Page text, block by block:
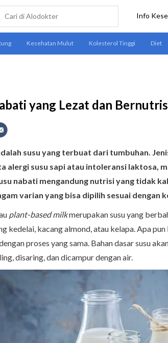
yang Lezat dan
susu yang terbuat dari tumbuhan.
alergi susu sapi atau intoleransi laktosa,
nabati mengandung nutrisi yang tidak
varian yang bisa dipilih sesuai dengan
plant-based milkmerupakan susu yang
kedelai, kacang almond, atau kelapa. Apa pun
proses yang sama. Bahan dasar susu
disaring, dan dicampur dengan air.